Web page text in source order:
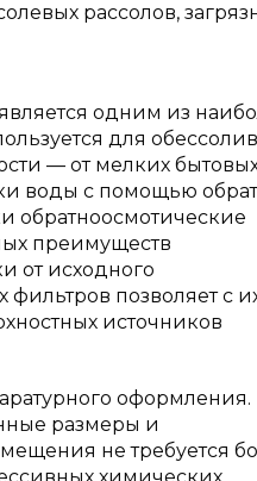
рассолов,
одним из
для
— от мелких
воды с помощью
обратноосмотические
преимуществ
от исходного
позволяет с
источников
оформления.
размеры и
не требуется